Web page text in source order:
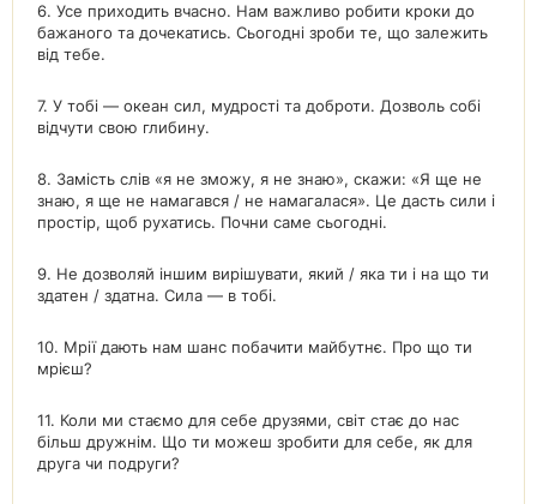
6. Усе приходить вчасно. Нам важливо робити кроки до
бажаного та дочекатись. Сьогодні зроби те, що залежить
від тебе.
7. У тобі — океан сил, мудрості та доброти. Дозволь собі
відчути свою глибину.
8. Замість слів «я не зможу, я не знаю», скажи: «Я ще не
знаю, я ще не намагався / не намагалася». Це дасть сили і
простір, щоб рухатись. Почни саме сьогодні.
9. Не дозволяй іншим вирішувати, який / яка ти і на що ти
здатен / здатна. Сила — в тобі.
10. Мрії дають нам шанс побачити майбутнє. Про що ти
мрієш?
11. Коли ми стаємо для себе друзями, світ стає до нас
більш дружнім. Що ти можеш зробити для себе, як для
друга чи подруги?